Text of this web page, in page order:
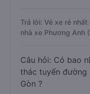
Trả lời: Vé xe rẻ
nhà xe Phương Anh
Câu hỏi: Có bao
thác tuyến đường
Gòn ?